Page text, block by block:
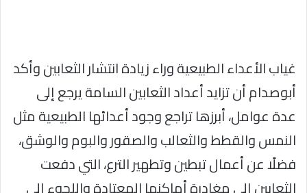
غياب الأعداء الطبيعية وراء زيادة انتشار الثعابين وأكد
أبوصدام أن تزايد أعداد الثعابين السامة يرجع إلى
عدة عوامل، أبرزها تراجع وجود أعدائها الطبيعية مثل
النمس والقطط والثعالب والصقور والبوم والوشق،
فضلًا عن أعمال تبطين وتطهير الترع، التي دفعت